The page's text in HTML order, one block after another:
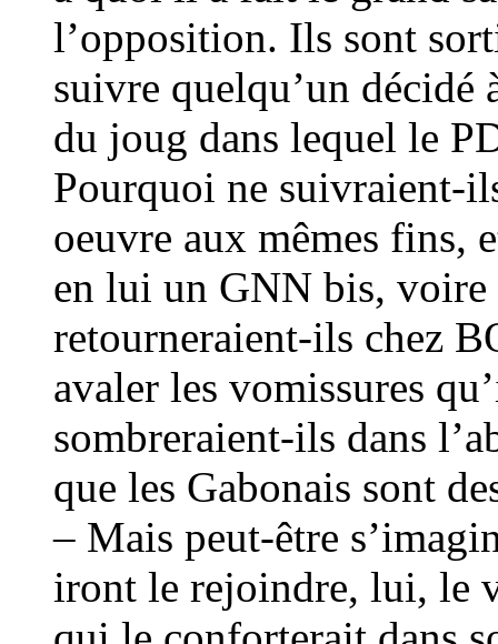
l’opposition. Ils sont
suivre quelqu’un
du joug dans lequel le
Pourquoi ne suivraient-
oeuvre aux mêmes fins,
en lui un GNN bis,
retourneraient-ils chez
avaler les vomissures
sombreraient-ils dans
que les Gabonais sont
– Mais peut-être
iront le rejoindre, lui, le